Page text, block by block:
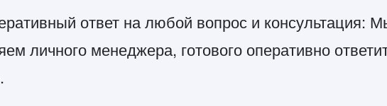
ответ на любой вопрос и консультация:
личного менеджера, готового оперативно